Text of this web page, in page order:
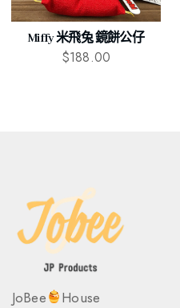
Miffy 米飛兔 鏡餅公仔
$188.00
JoBee
House